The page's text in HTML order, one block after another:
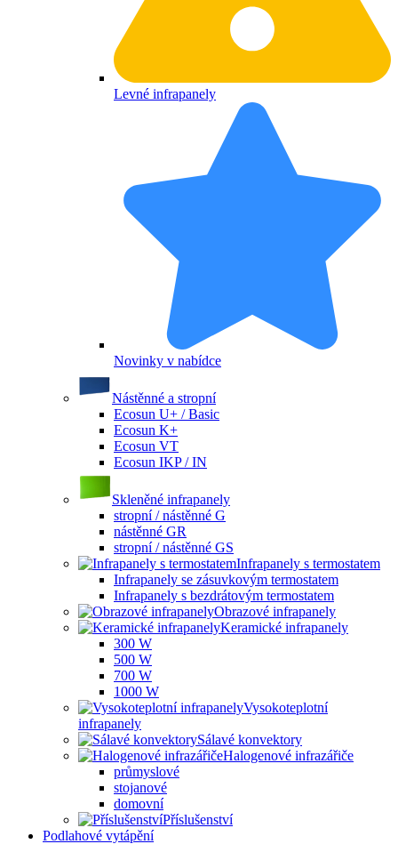
Levné infrapanely
Novinky v nabídce
Nástěnné a stropní
Ecosun U+ / Basic
Ecosun K+
Ecosun VT
Ecosun IKP / IN
Skleněné infrapanely
stropní / nástěnné G
nástěnné GR
stropní / nástěnné GS
Infrapanely s termostatem
Infrapanely se zásuvkovým termostatem
Infrapanely s bezdrátovým termostatem
Obrazové infrapanely
Keramické infrapanely
300 W
500 W
700 W
1000 W
Vysokoteplotní
infrapanely
Sálavé konvektory
Halogenové infrazářiče
průmyslové
stojanové
domovní
Příslušenství
Podlahové vytápění